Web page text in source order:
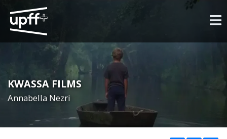
KWASSA FILMS
Annabella Nezri